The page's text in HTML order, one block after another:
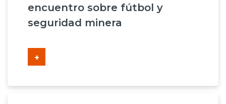
encuentro sobre fútbol y
seguridad minera
+